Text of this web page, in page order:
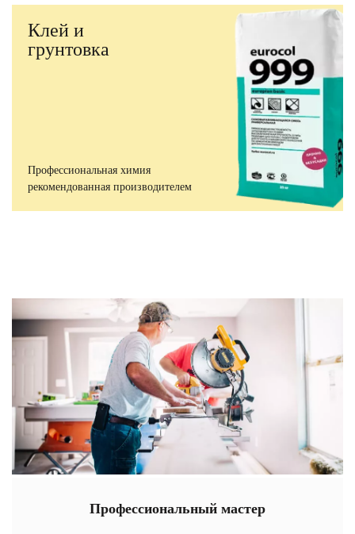
Клей и
грунтовка
Профессиональная химия
рекомендованная производителем
Профессиональный мастер